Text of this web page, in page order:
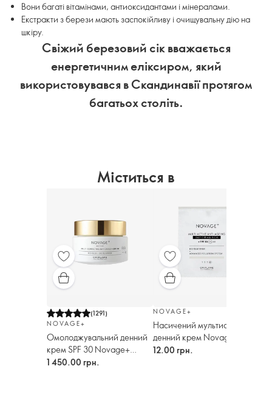
Вони багаті вітамінами, антиоксидантами і мінералами.
Екстракти з берези мають заспокійливу і очищувальну дію на
шкіру.
Свіжий березовий сік вважається
енергетичним еліксиром, який
використовувався в Скандинавії протягом
багатьох століть.
Міститься в
(1291)
NOVAGE+
Омолоджувальний денний
крем SPF 30 Novage+
Restore
1 450.00 грн.
NOVAGE+
Насичений мультиактивний
денний крем Novage+ SPF
30 (пробник)
12.00 грн.